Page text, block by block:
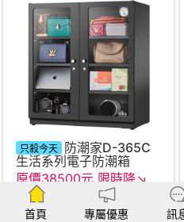
只殺今天
防潮家D-365C
生活系列電子防潮箱
(365L)
原價38500元 限時降↘
25990
首頁 專屬優惠 訊